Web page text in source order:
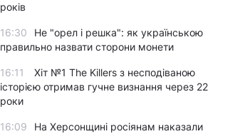
років
16:30
Не "орел і решка": як українською
правильно назвати сторони монети
16:11
Хіт №1 The Killers з несподіваною
історією отримав гучне визнання через 22
роки
16:09
На Херсонщині росіянам наказали